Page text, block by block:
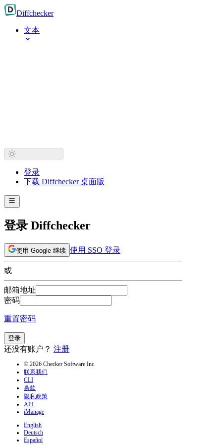
Diffchecker
文本
登录
下载 Diffchecker 桌面版
登录 Diffchecker
使用 Google 继续 使用 SSO 登录
或
邮箱地址
密码
重置密码
登录
还没有账户？ 注册
© 2026 Checker Software Inc.
联系我们
CLI
条款
隐私政策
API
iManage
English
Deutsch
Español